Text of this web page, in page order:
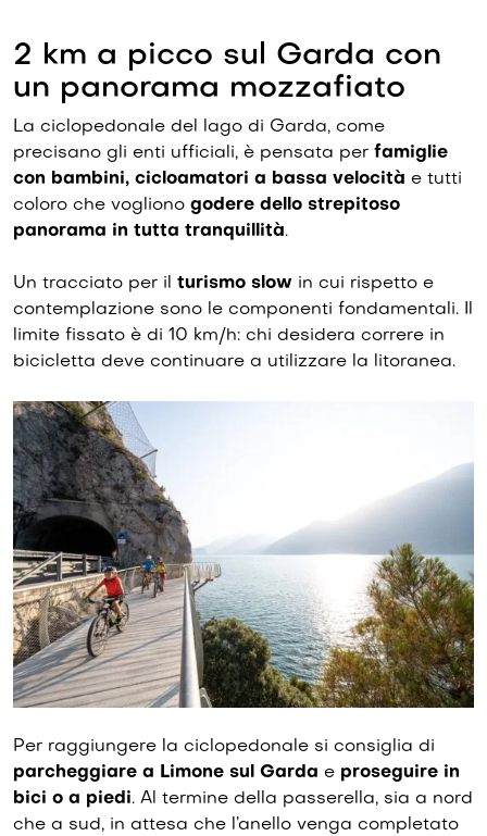
2 km a picco sul Garda con
un panorama mozzafiato
La ciclopedonale del lago di Garda, come
precisano gli enti ufficiali, è pensata per famiglie
con bambini, cicloamatori a bassa velocità e tutti
coloro che vogliono godere dello strepitoso
panorama in tutta tranquillità.
Un tracciato per il turismo slow in cui rispetto e
contemplazione sono le componenti fondamentali. Il
limite fissato è di 10 km/h: chi desidera correre in
bicicletta deve continuare a utilizzare la litoranea.
Per raggiungere la ciclopedonale si consiglia di
parcheggiare a Limone sul Garda e proseguire in
bici o a piedi. Al termine della passerella, sia a nord
che a sud, in attesa che l’anello venga completato